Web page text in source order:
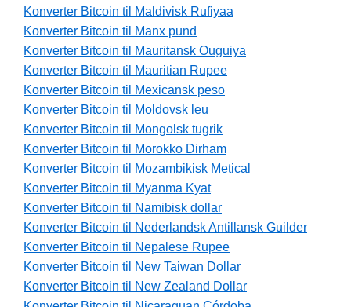
Konverter Bitcoin til Maldivisk Rufiyaa
Konverter Bitcoin til Manx pund
Konverter Bitcoin til Mauritansk Ouguiya
Konverter Bitcoin til Mauritian Rupee
Konverter Bitcoin til Mexicansk peso
Konverter Bitcoin til Moldovsk leu
Konverter Bitcoin til Mongolsk tugrik
Konverter Bitcoin til Morokko Dirham
Konverter Bitcoin til Mozambikisk Metical
Konverter Bitcoin til Myanma Kyat
Konverter Bitcoin til Namibisk dollar
Konverter Bitcoin til Nederlandsk Antillansk Guilder
Konverter Bitcoin til Nepalese Rupee
Konverter Bitcoin til New Taiwan Dollar
Konverter Bitcoin til New Zealand Dollar